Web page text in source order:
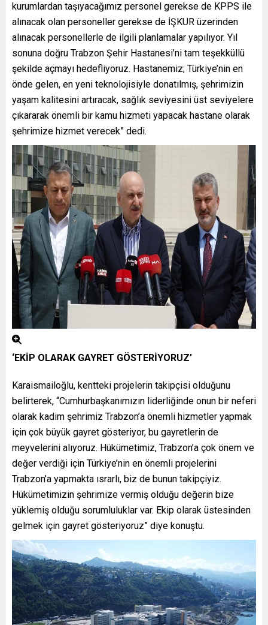
kurumlardan taşıyacağımız personel gerekse de KPPS ile
alınacak olan personeller gerekse de İŞKUR üzerinden
alınacak personellerle de ilgili planlamalar yapılıyor. Yıl
sonuna doğru Trabzon Şehir Hastanesi’ni tam teşekküllü
şekilde açmayı hedefliyoruz. Hastanemiz; Türkiye’nin en
önde gelen, en yeni teknolojisiyle donatılmış, şehrimizin
yaşam kalitesini artıracak, sağlık seviyesini üst seviyelere
çıkararak önemli bir kamu hizmeti yapacak hastane olarak
şehrimize hizmet verecek” dedi.
‘EKİP OLARAK GAYRET GÖSTERİYORUZ’
Karaismailoğlu, kentteki projelerin takipçisi olduğunu
belirterek, “Cumhurbaşkanımızın liderliğinde onun bir neferi
olarak kadim şehrimiz Trabzon’a önemli hizmetler yapmak
için çok büyük gayret gösteriyor, bu gayretlerin de
meyvelerini alıyoruz. Hükümetimiz, Trabzon’a çok önem ve
değer verdiği için Türkiye’nin en önemli projelerini
Trabzon’a yapmakta ısrarlı, biz de bunun takipçiyiz.
Hükümetimizin şehrimize vermiş olduğu değerin bize
yüklemiş olduğu sorumluluklar var. Ekip olarak üstesinden
gelmek için gayret gösteriyoruz” diye konuştu.